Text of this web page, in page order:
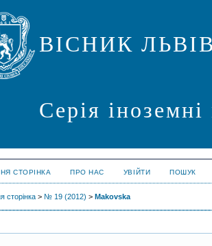
ВІСНИК
Серія
СТОРІНКА ПРО НАС УВІЙТИ ПОШУК
сторінка > № 19 (2012) > Makovska